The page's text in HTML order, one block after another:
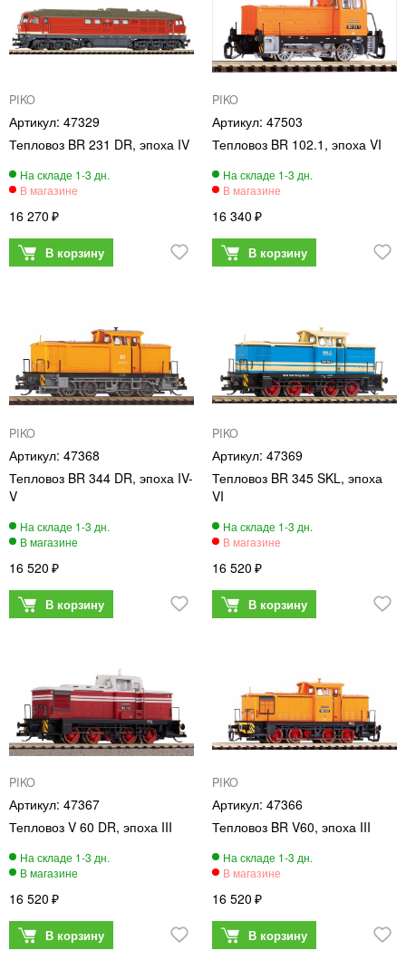
PIKO
47329
Тепловоз BR 231 DR, эпоха IV
16 270
PIKO
47503
Тепловоз BR 102.1, эпоха VI
16 340
PIKO
47368
Тепловоз BR 344 DR, эпоха IV-
V
16 520
PIKO
47369
Тепловоз BR 345 SKL, эпоха
VI
16 520
PIKO
47367
Тепловоз V 60 DR, эпоха III
16 520
PIKO
47366
Тепловоз BR V60, эпоха III
16 520